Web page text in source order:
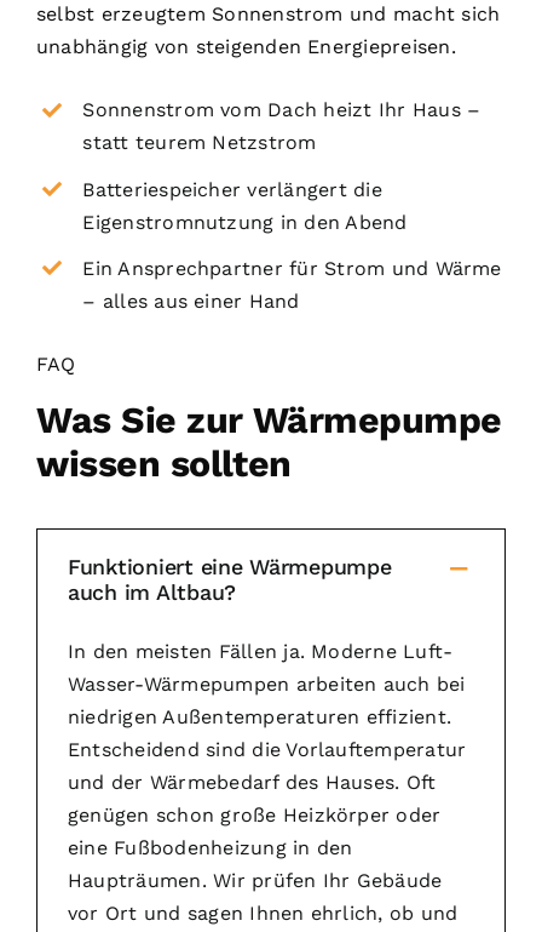
selbst erzeugtem Sonnenstrom und macht sich
unabhängig von steigenden Energiepreisen.
Sonnenstrom vom Dach heizt Ihr Haus –
statt teurem Netzstrom
Batteriespeicher verlängert die
Eigenstromnutzung in den Abend
Ein Ansprechpartner für Strom und Wärme
– alles aus einer Hand
FAQ
Was Sie zur Wärmepumpe
wissen sollten
Funktioniert eine Wärmepumpe
auch im Altbau?
In den meisten Fällen ja. Moderne Luft-
Wasser-Wärmepumpen arbeiten auch bei
niedrigen Außentemperaturen effizient.
Entscheidend sind die Vorlauftemperatur
und der Wärmebedarf des Hauses. Oft
genügen schon große Heizkörper oder
eine Fußbodenheizung in den
Haupträumen. Wir prüfen Ihr Gebäude
vor Ort und sagen Ihnen ehrlich, ob und